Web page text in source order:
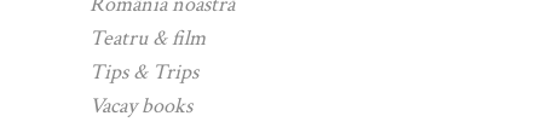
Teatru & film
Tips & Trips
Vacay books